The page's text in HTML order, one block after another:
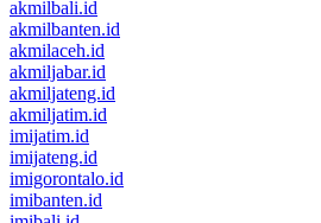
akmilbali.id
akmilbanten.id
akmilaceh.id
akmiljabar.id
akmiljateng.id
akmiljatim.id
imijatim.id
imijateng.id
imigorontalo.id
imibanten.id